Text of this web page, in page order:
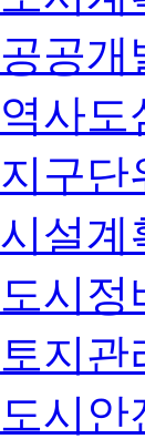
공공개
역사도
지구단
시설계
도시정
토지관
도시안